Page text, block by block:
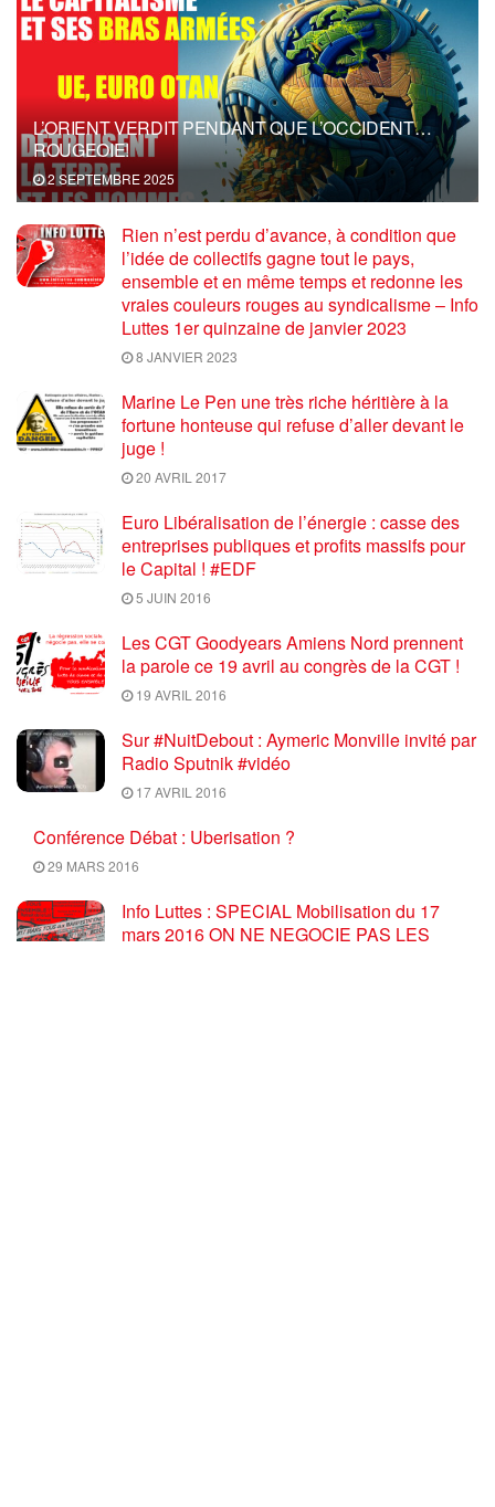
L’ORIENT VERDIT PENDANT QUE L’OCCIDENT…
ROUGEOIE!
2 SEPTEMBRE 2025
Rien n’est perdu d’avance, à condition que
l’idée de collectifs gagne tout le pays,
ensemble et en même temps et redonne les
vraies couleurs rouges au syndicalisme – Info
Luttes 1er quinzaine de janvier 2023
8 JANVIER 2023
Marine Le Pen une très riche héritière à la
fortune honteuse qui refuse d’aller devant le
juge !
20 AVRIL 2017
Euro Libéralisation de l’énergie : casse des
entreprises publiques et profits massifs pour
le Capital ! #EDF
5 JUIN 2016
Les CGT Goodyears Amiens Nord prennent
la parole ce 19 avril au congrès de la CGT !
19 AVRIL 2016
Sur #NuitDebout : Aymeric Monville invité par
Radio Sputnik #vidéo
17 AVRIL 2016
Conférence Débat : Uberisation ?
29 MARS 2016
Info Luttes : SPECIAL Mobilisation du 17
mars 2016 ON NE NEGOCIE PAS LES